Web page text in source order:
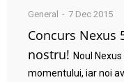
General 7 Dec 2015
Concurs Nexus
nostru! Noul
momentului, iar noi